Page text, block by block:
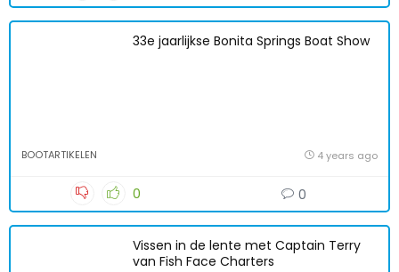
33e jaarlijkse Bonita Springs Boat Show
BOOTARTIKELEN 4 years ago
0 0
Vissen in de lente met Captain Terry
van Fish Face Charters